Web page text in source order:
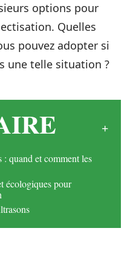
options pour
Quelles
pouvez adopter si
une telle situation ?
quand et comment les
écologiques pour